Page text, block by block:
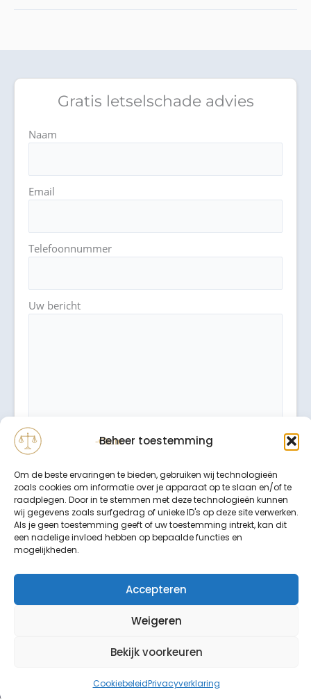
Beheer toestemming
Om de beste ervaringen te bieden, gebruiken wij technologieën
zoals cookies om informatie over je apparaat op te slaan en/of te
raadplegen. Door in te stemmen met deze technologieën kunnen
wij gegevens zoals surfgedrag of unieke ID's op deze site verwerken.
Als je geen toestemming geeft of uw toestemming intrekt, kan dit
een nadelige invloed hebben op bepaalde functies en
mogelijkheden.
Accepteren
Weigeren
Bekijk voorkeuren
CookiebeleidPrivacyverklaring
Gratis letselschade advies
Naam
Email
Telefoonnummer
Uw bericht
Binnen 24 uur wordt er contact met u opgenomen.
Uw gegevens worden strikt vertrouwelijk behandeld.
© Copyright LETSELSCHADE-CLAIM 2026. Alle rechten